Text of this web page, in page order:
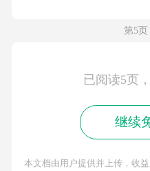
第5页
已阅读5页
继续
本文档由用户提供并上传，收